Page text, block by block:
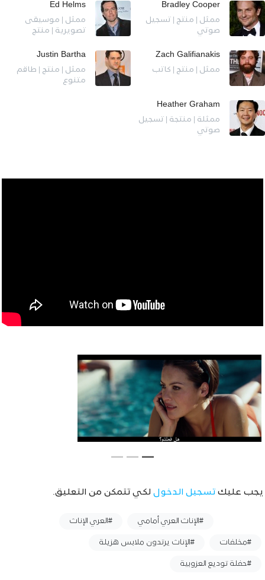
Bradley Cooper
ممثل | منتج | تسجيل
صوتي
Ed Helms
ممثل | موسيقى
تصويرية | منتج
Zach Galifianakis
ممثل | منتج | كاتب
Justin Bartha
ممثل | منتج | طاقم
متنوع
Heather Graham
ممثلة | منتجة | تسجيل
صوتي
يجب عليك تسجيل الدخول لكي تتمكن من التعليق.
#الإناث العري أمامي #العري الإناث
#مخلفات #الإناث يرتدون ملابس هزيلة
#حفلة توديع العزوبية